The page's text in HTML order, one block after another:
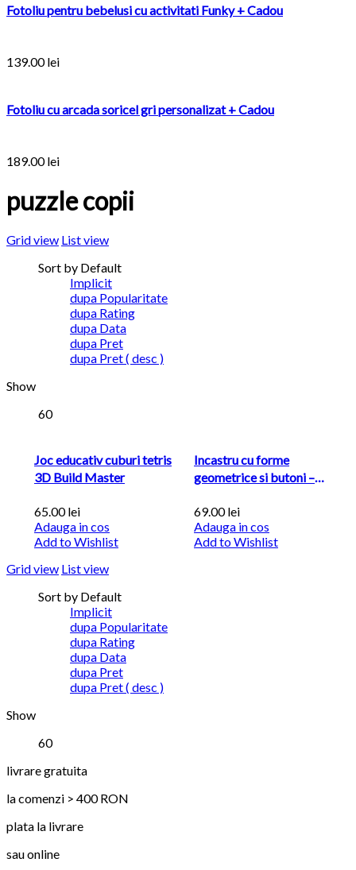
Fotoliu pentru bebelusi cu activitati Funky + Cadou
139.00lei
Fotoliu cu arcada soricel gri personalizat + Cadou
189.00lei
puzzle copii
Grid view List view
Sort by Default
Implicit
dupa Popularitate
dupa Rating
dupa Data
dupa Pret
dupa Pret ( desc )
Show
60
Joc educativ cuburi tetris
3D Build Master
65.00lei
Adauga in cos
Add to Wishlist
Incastru cu forme
geometrice si butoni –
69.00lei
Adauga in cos
Add to Wishlist
Grid view List view
Sort by Default
Implicit
dupa Popularitate
dupa Rating
dupa Data
dupa Pret
dupa Pret ( desc )
Show
60
livrare gratuita
la comenzi > 400 RON
plata la livrare
sau online